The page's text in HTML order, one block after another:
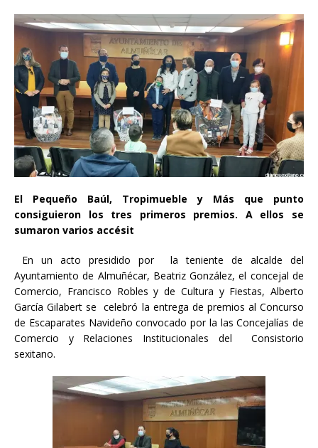
El Pequeño Baúl, Tropimueble y Más que punto
consiguieron los tres primeros premios. A ellos se
sumaron varios accésit
En un acto presidido por la teniente de alcalde del
Ayuntamiento de Almuñécar, Beatriz González, el concejal de
Comercio, Francisco Robles y de Cultura y Fiestas, Alberto
García Gilabert se celebró la entrega de premios al Concurso
de Escaparates Navideño convocado por la las Concejalías de
Comercio y Relaciones Institucionales del Consistorio
sexitano.